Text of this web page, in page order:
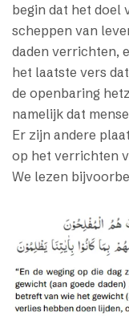
begin dat het doel
scheppen van
daden verrichten,
het laatste vers
de openbaring
namelijk dat
Er zijn andere
op het verrichten
We lezen